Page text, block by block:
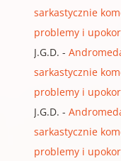
sarkastycznie
problemy i
J.G.D. -
sarkastycznie
problemy i
J.G.D. -
sarkastycznie
problemy i